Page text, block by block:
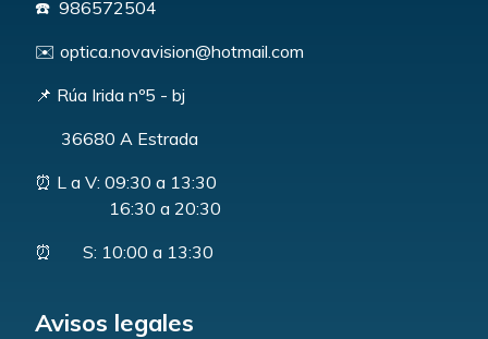
☎️ 986572504
✉️ optica.novavision@hotmail.com
📌 Rúa Irida nº5 - bj
36680 A Estrada
⏰ L a V: 09:30 a 13:30
16:30 a 20:30
⏰ S: 10:00 a 13:30
Avisos legales